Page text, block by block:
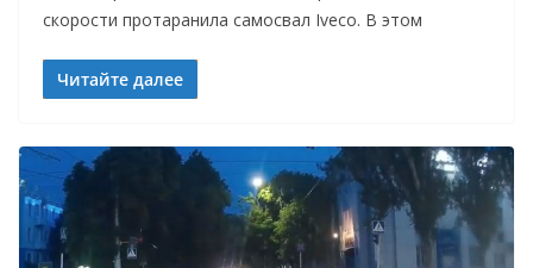
скорости протаранила самосвал Iveco. В этом
Читайте далее